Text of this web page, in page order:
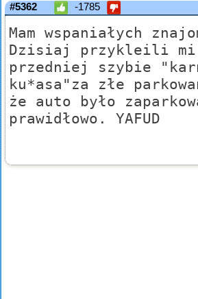
#5362 -1785
Mam wspaniałych
Dzisiaj przykleili mi
przedniej szybie
ku*asa"za złe
że auto było
prawidłowo. YAFUD